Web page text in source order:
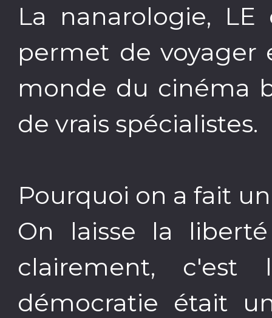
La nanarologie,
permet de voyager
monde du cinéma
de vrais spécialistes.
Pourquoi on a fait
On laisse la
clairement,
démocratie était